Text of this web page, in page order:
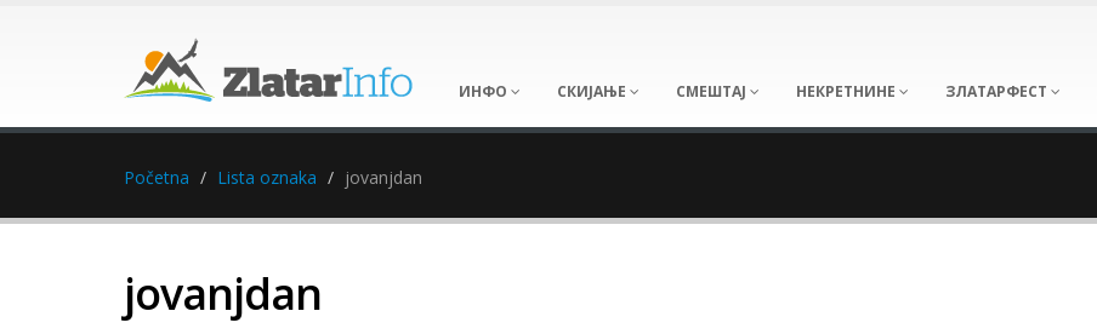
ИНФО СКИЈАЊЕ СМЕШТАЈ НЕКРЕТНИНЕ ЗЛАТАРФЕСТ
Početna Lista oznaka jovanjdan
jovanjdan